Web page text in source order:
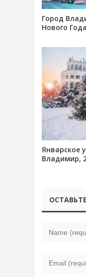
Город
Нового
Январское
Владимир,